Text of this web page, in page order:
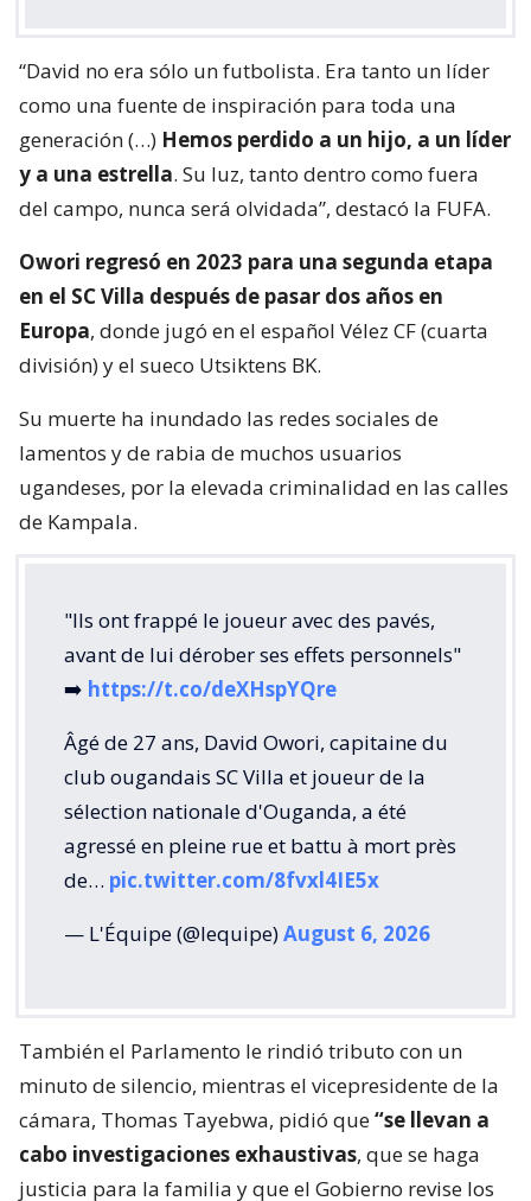
“David no era sólo un futbolista. Era tanto un líder
como una fuente de inspiración para toda una
generación (…) Hemos perdido a un hijo, a un líder
y a una estrella. Su luz, tanto dentro como fuera
del campo, nunca será olvidada”, destacó la FUFA.
Owori regresó en 2023 para una segunda etapa
en el SC Villa después de pasar dos años en
Europa, donde jugó en el español Vélez CF (cuarta
división) y el sueco Utsiktens BK.
Su muerte ha inundado las redes sociales de
lamentos y de rabia de muchos usuarios
ugandeses, por la elevada criminalidad en las calles
de Kampala.
"Ils ont frappé le joueur avec des pavés,
avant de lui dérober ses effets personnels"
➡️ https://t.co/deXHspYQre
Âgé de 27 ans, David Owori, capitaine du
club ougandais SC Villa et joueur de la
sélection nationale d'Ouganda, a été
agressé en pleine rue et battu à mort près
de… pic.twitter.com/8fvxl4IE5x
— L'Équipe (@lequipe)August 6, 2026
También el Parlamento le rindió tributo con un
minuto de silencio, mientras el vicepresidente de la
cámara, Thomas Tayebwa, pidió que“se llevan a
cabo investigaciones exhaustivas, que se haga
justicia para la familia y que el Gobierno revise los